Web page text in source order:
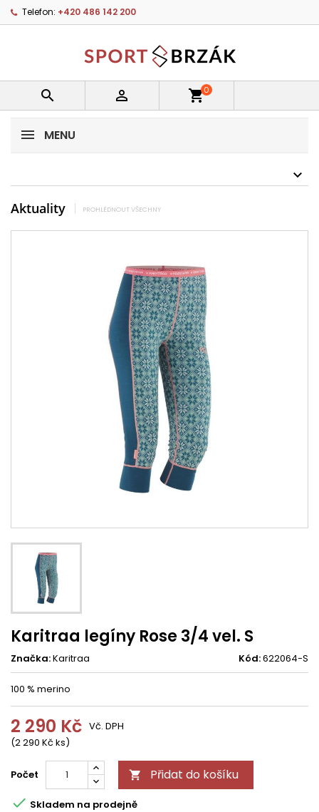
Telefon: +420 486 142 200
  shopping_cart0
MENU
Aktuality PROHLÉDNOUT VŠECHNY
Karitraa legíny Rose 3/4 vel. S
Značka:Karitraa Kód:622064-S
100 % merino
2 290 Kč
(2 290 Kč ks)
Vč. DPH
Počet  Přidat do košíku
 Skladem na prodejně